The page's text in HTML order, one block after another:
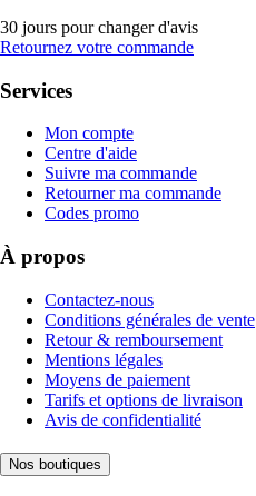
30 jours pour changer d'avis
Retournez votre commande
Services
Mon compte
Centre d'aide
Suivre ma commande
Retourner ma commande
Codes promo
À propos
Contactez-nous
Conditions générales de vente
Retour & remboursement
Mentions légales
Moyens de paiement
Tarifs et options de livraison
Avis de confidentialité
Nos boutiques